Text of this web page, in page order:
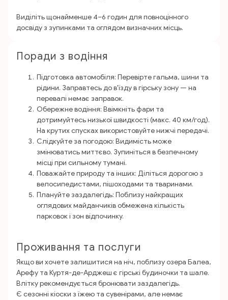
Виділіть щонайменше 4–6 годин для повноцінного
досвіду з зупинками та оглядом визначних місць.
Поради з водіння
Підготовка автомобіля: Перевірте гальма, шини та
рідини. Заправтесь до в'їзду в гірську зону — на
перевалі немає заправок.
Обережне водіння: Ввімкніть фари та
дотримуйтесь низької швидкості (макс. 40 км/год).
На крутих спусках використовуйте нижчі передачі.
Слідкуйте за погодою: Видимість може
змінюватись миттєво. Зупиніться в безпечному
місці при сильному тумані.
Поважайте природу та інших: Діліться дорогою з
велосипедистами, пішоходами та тваринами.
Плануйте заздалегідь: Поблизу найкращих
оглядових майданчиків обмежена кількість
парковок i зон відпочинку.
Проживання та послуги
Якщо ви хочете залишитися на ніч, поблизу озера Балеа,
Арефу та Куртя-де-Арджеш є гірські будиночки та шале.
Влітку рекомендується бронювати заздалегідь.
Є сезонні кіоски з їжею та сувенірами, але немає